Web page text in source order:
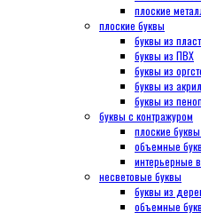
плоские
плоские буквы
буквы из
буквы из ПВХ
буквы из
буквы из
буквы из
буквы с контражуром
плоские
объемные
интерьерные
несветовые буквы
буквы из
объемные